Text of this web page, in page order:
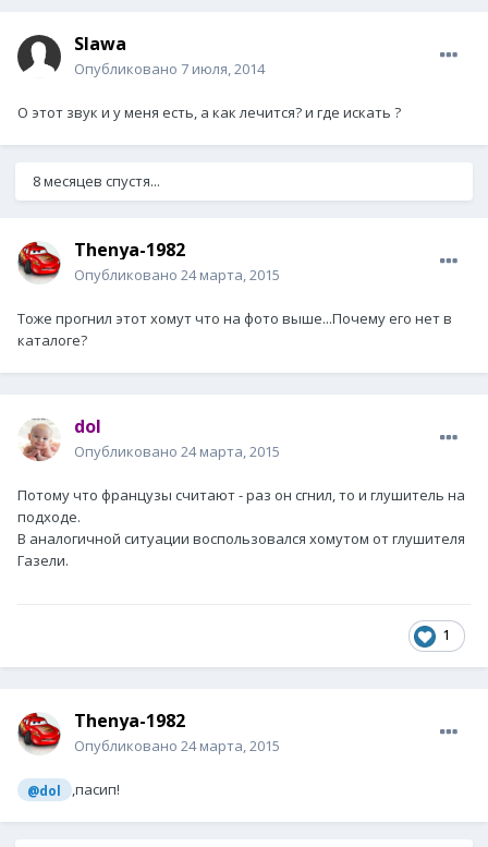
Slawa
Опубликовано 7 июля, 2014
О этот звук и у меня есть, а как лечится? и где искать ?
8 месяцев спустя...
Thenya-1982
Опубликовано 24 марта, 2015
Тоже прогнил этот хомут что на фото выше...Почему его нет в
каталоге?
dol
Опубликовано 24 марта, 2015
Потому что французы считают - раз он сгнил, то и глушитель на
подходе.
В аналогичной ситуации воспользовался хомутом от глушителя
Газели.
1
Thenya-1982
Опубликовано 24 марта, 2015
@dol ,пасип!